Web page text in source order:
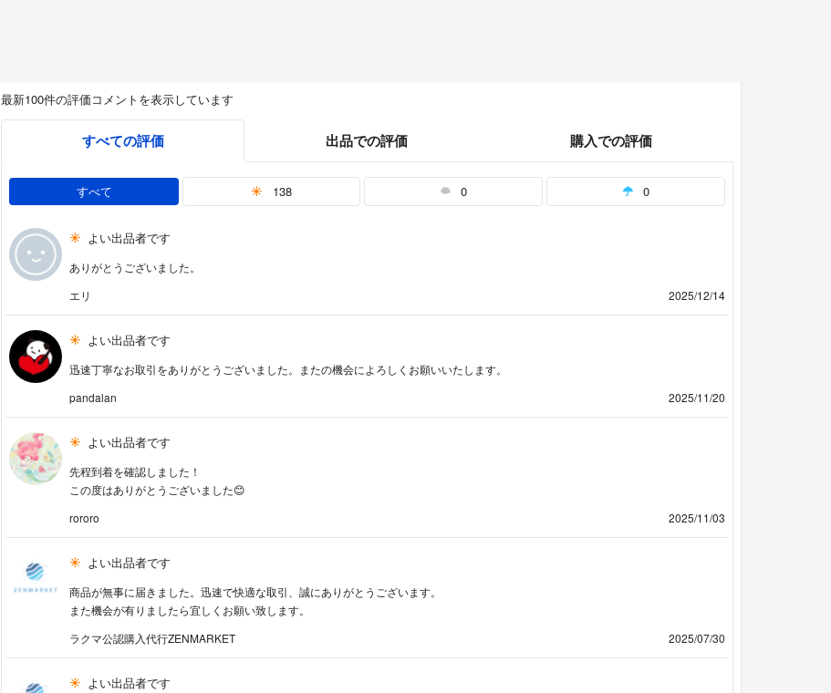
最新100件の評価コメントを表示しています
すべての評価 出品での評価 購入での評価
すべて 138 0 0
よい出品者です
ありがとうございました。
エリ
2025/12/14
よい出品者です
迅速丁寧なお取引をありがとうございました。またの機会によろしくお願いいたします。
pandalan
2025/11/20
よい出品者です
先程到着を確認しました！
この度はありがとうございました😊
rororo
2025/11/03
よい出品者です
商品が無事に届きました。迅速で快適な取引、誠にありがとうございます。
また機会が有りましたら宜しくお願い致します。
ラクマ公認購入代行ZENMARKET
2025/07/30
よい出品者です